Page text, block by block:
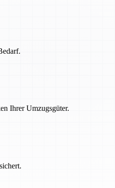
Ihrer Umzugsgüter.